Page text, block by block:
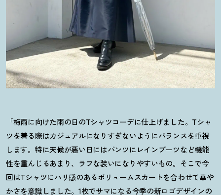
「梅雨に向けた雨の日のTシャツコーデに仕上げました。Tシャ
ツを着る際はカジュアルになりすぎないようにバランスを重視
します。特に天候が悪い日にはパンツにレインブーツなど機能
性を重んじるあまり、ラフな装いになりやすいもの。そこで今
回はTシャツにハリ感のあるボリュームスカートを合わせて華や
かさを意識しました。1枚でサマになる今季の新ロゴデザインの